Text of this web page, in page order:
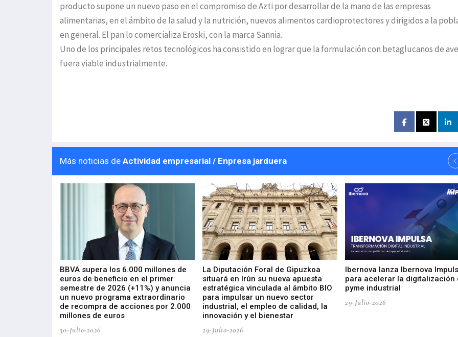
producto supone un nuevo paso en el compromiso de Azti por desarrollar de la mano de las empresas
alimentarias, en el ámbito de la salud y la nutrición, nuevos alimentos cardioprotectores y dirigidos a la
en general. El pan lo comercializa Eroski, con la marca Sannia.
Uno de los principales retos tecnológicos ha consistido en lograr que la formulación con betaglucanos de
fuera viable industrialmente.
Más noticias de Actividad empresarial / Enpresa jarduera
BBVA supera los 6.000 millones de
euros de beneficio en el primer
semestre de 2026 (+11%) y anuncia
un nuevo programa extraordinario
de recompra de acciones por 2.000
millones de euros
30-Julio-2026
La Diputación Foral de Gipuzkoa
situará en Irún su nueva apuesta
estratégica vinculada al ámbito BIO
para impulsar un nuevo sector
industrial, el empleo de calidad, la
innovación y el bienestar
29-Julio-2026
Ibernova lanza Ibernova
para acelerar la digitalización
pyme industrial
29-Julio-2026